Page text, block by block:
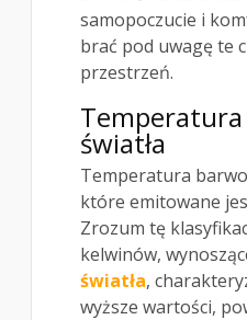
samopoczucie i
brać pod uwagę te
przestrzeń.
światła
Temperatura
które emitowane
Zrozum tę
kelwinów,
światła,
wyższe wartości,